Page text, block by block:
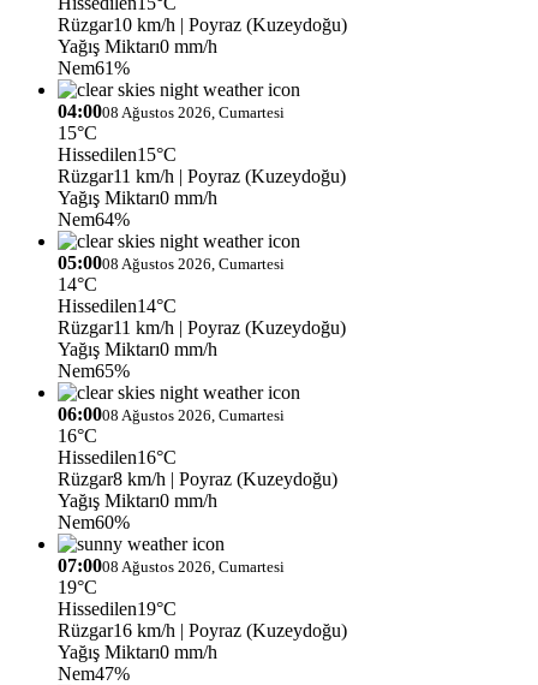
Rüzgar10 km/h | Poyraz (Kuzeydoğu)
Yağış Miktarı0 mm/h
Nem61%
04:0008 Ağustos 2026, Cumartesi
15°C
Hissedilen15°C
Rüzgar11 km/h | Poyraz (Kuzeydoğu)
Yağış Miktarı0 mm/h
Nem64%
05:0008 Ağustos 2026, Cumartesi
14°C
Hissedilen14°C
Rüzgar11 km/h | Poyraz (Kuzeydoğu)
Yağış Miktarı0 mm/h
Nem65%
06:0008 Ağustos 2026, Cumartesi
16°C
Hissedilen16°C
Rüzgar8 km/h | Poyraz (Kuzeydoğu)
Yağış Miktarı0 mm/h
Nem60%
07:0008 Ağustos 2026, Cumartesi
19°C
Hissedilen19°C
Rüzgar16 km/h | Poyraz (Kuzeydoğu)
Yağış Miktarı0 mm/h
Nem47%